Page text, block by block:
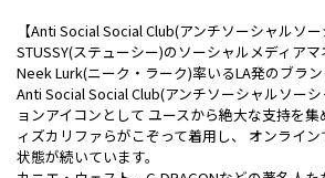
【Anti Social Social Club(アンチソーシャルソー
STUSSY(ステューシー)のソーシャルメディア
Neek Lurk(ニーク・ラーク)率いるLA発のブラン
Anti Social Social Club(アンチソーシャルソー
ョンアイコンとして ユースから絶大な支持を
ィズカリファらがこぞって着用し、 オンライ
状態が続いています。